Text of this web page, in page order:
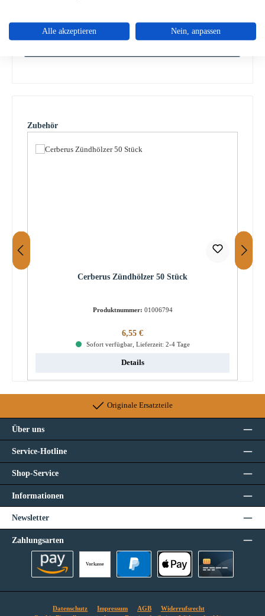
Angaben zur Produktsicherheit
Produktgalerie überspringen
Zubehör
Cerberus Zündhölzer 50 Stück
Produktnummer: 01006794
Regulärer Preis:
6,55 €
Sofort verfügbar, Lieferzeit: 2-4 Tage
Details
Originale Ersatzteile
Über uns
Service-Hotline
Shop-Service
Informationen
Newsletter
Zahlungsarten
Vorkasse
Datenschutz Impressum AGB
Widerrufsrecht
Alle akzeptieren Nein, anpassen